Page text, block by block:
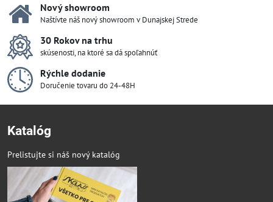
Nový showroom
Naštívte náš nový showroom v Dunajskej Strede
30 Rokov na trhu
skúsenosti, na ktoré sa dá spoľahnúť
Rýchle dodanie
Doručenie tovaru do 24-48H
Katalóg
Prelistujte si náš nový katalóg